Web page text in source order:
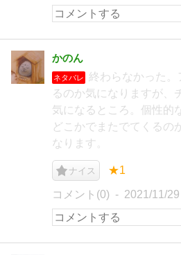
かのん
ネタバレ
終わらなかった
るのか気になりますが、
気になるところ。個性的
どこかでまたでてくるの
なります。
ナイス ★1
コメント(0) 2021/11/29